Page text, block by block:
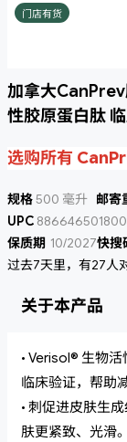
门店有货
加拿大
性胶原蛋白肽
选购所有
规格500 毫升 邮寄
UPC 886646501800
保质期 10/2027快搜
过去7天里，有27人
关于本产品
• Verisol® 生物
临床验证，帮助
• 刺促进皮肤生
肤更紧致、光滑。